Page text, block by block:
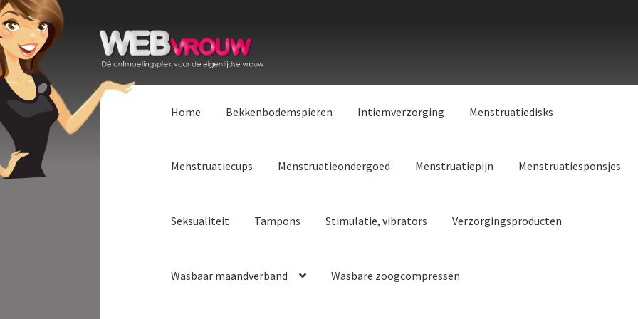
Ga
door
navigatie
Ga
naar
inhoud
Home Bekkenbodemspieren Intiemverzorging Menstruatiedisks
Menstruatiecups Menstruatieondergoed Menstruatiepijn Menstruatiesponsjes
Seksualiteit Tampons Stimulatie, vibrators Verzorgingsproducten
Wasbaar maandverband Wasbare zoogcompressen